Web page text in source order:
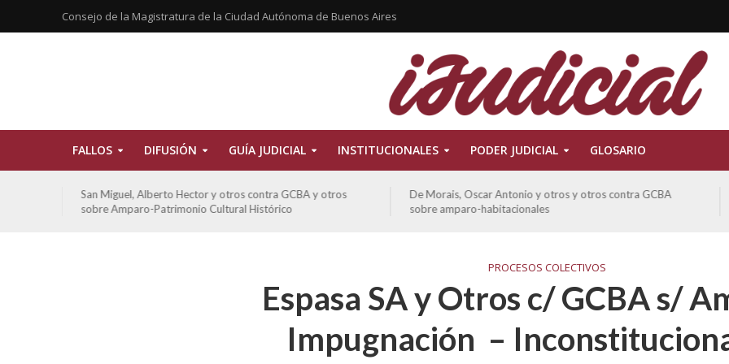
Consejo de la Magistratura de la Ciudad Autónoma de Buenos Aires
FALLOS DIFUSIÓN GUÍA JUDICIAL INSTITUCIONALES PODER JUDICIAL GLOSARIO
De Morais, Oscar Antonio y otros y otros contra GCBA
sobre amparo-habitacionales
Ferreyra Pardo, Claudia Eva Edith y otros contra GCBA y
otros sobre amparo-ambiental
PROCESOS COLECTIVOS
Espasa SA y Otros c/ GCBA s/
Impugnación –